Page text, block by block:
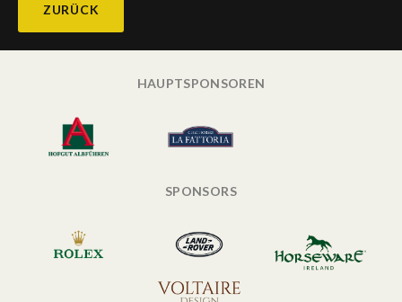
ZURÜCK
HAUPTSPONSOREN
SPONSORS